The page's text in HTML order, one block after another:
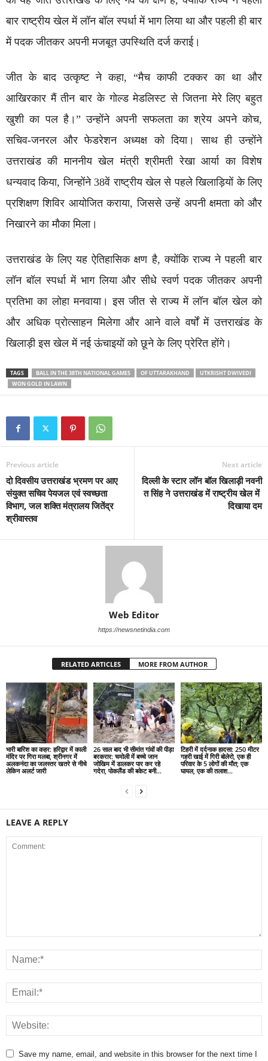
बार राष्ट्रीय खेल में लॉन बॉल स्पर्धा में भाग लिया था और पहली ही बार
में पदक जीतकर अपनी मजबूत उपस्थिति दर्ज कराई।
जीत के बाद उत्कृष्ट ने कहा, “मैच काफी टक्कर का था और
आखिरकार मैं तीन बार के गोल्ड मेडलिस्ट से जितना मेरे लिए बहुत
खुशी का पल है।” उन्होंने अपनी सफलता का श्रेय अपने कोच,
सचिव-जनरल और फेडरेशन अध्यक्ष को दिया। साथ ही उन्होंने
उत्तराखंड की माननीय खेल मंत्री श्रीमती रेखा आर्या का विशेष
धन्यवाद किया, जिन्होंने 38वें राष्ट्रीय खेल से पहले खिलाड़ियों के लिए
प्रशिक्षण शिविर आयोजित कराया, जिससे उन्हें अपनी क्षमता को और
निखारने का मौका मिला।
उत्तराखंड के लिए यह ऐतिहासिक क्षण है, क्योंकि राज्य ने पहली बार
लॉन बॉल स्पर्धा में भाग लिया और सीधे स्वर्ण पदक जीतकर अपनी
प्रतिभा का लोहा मनवाया। इस जीत से राज्य में लॉन बॉल खेल को
और अधिक प्रोत्साहन मिलेगा और आने वाले वर्षों में उत्तराखंड के
खिलाड़ी इस खेल में नई ऊंचाइयों को छूने के लिए प्रेरित होंगे।
TAGS BALL IN THE 38TH NATIONAL GAMES OF UTTARAKHAND
UTKRISHT DWIVEDI
WON GOLD IN LAWN
Previous article
दो दिवसीय उत्तराखंड भ्रमण पर आए
संयुक्त सचिव पेयजल एवं स्वच्छता
विभाग, जल शक्ति मंत्रालय जितेंद्र
श्रीवास्तव
Next article
दिल्ली के स्टार लॉन बॉल खिलाड़ी नवनी
त सिंह ने उत्तराखंड में राष्ट्रीय खेल में
दिखाया दम
Web Editor
https://newsnetindia.com
RELATED ARTICLES MORE FROM AUTHOR
भारी बारिश का कहर: हरिद्वार में काली
मंदिर पर गिरा मलबा, श्रीनगर में
अलकनंदा का जलस्तर खतरे से नीचे
लेकिन अलर्ट जारी
26 साल बाद भी सीमांत गांवों की पीड़ा
बरकरार: चमोली में बच्चे जान
जोखिम में डालकर पार कर रहे
गदेरा, पोकलैंड की बकेट बनी...
टिहरी में दर्दनाक हादसा: 250 मीटर
गहरी खाई में गिरी बोलेरो, एक ही
परिवार के 5 लोगों की मौत; एक
घायल, एक की तलाश...
LEAVE A REPLY
Save my name, email, and website in this browser for the next time I